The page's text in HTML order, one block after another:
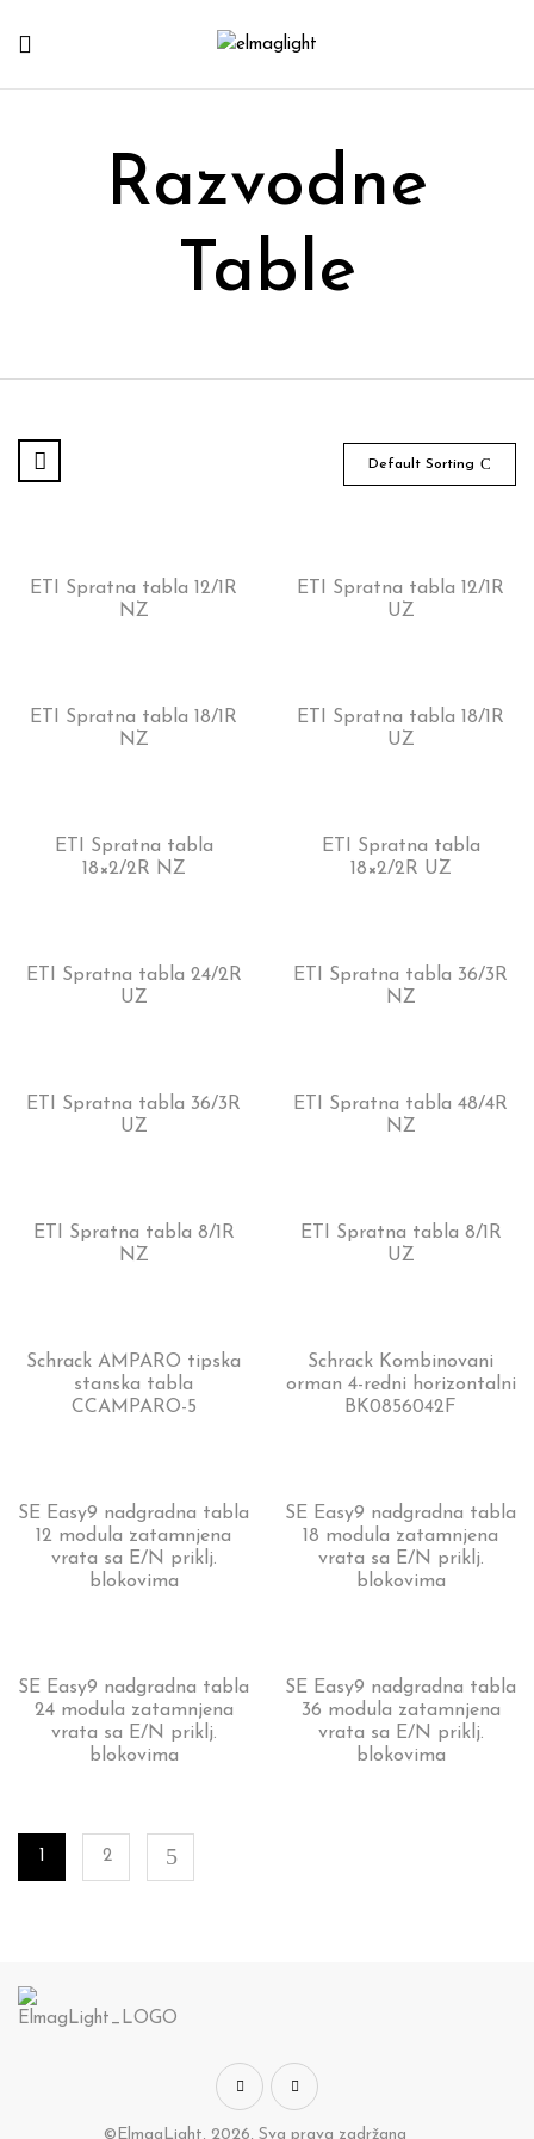
Razvodne
Table
Default Sorting
ETI Spratna tabla 12/1R
NZ
ETI Spratna tabla 12/1R
UZ
ETI Spratna tabla 18/1R
NZ
ETI Spratna tabla 18/1R
UZ
ETI Spratna tabla
18×2/2R NZ
ETI Spratna tabla
18×2/2R UZ
ETI Spratna tabla 24/2R
UZ
ETI Spratna tabla 36/3R
NZ
ETI Spratna tabla 36/3R
UZ
ETI Spratna tabla 48/4R
NZ
ETI Spratna tabla 8/1R
NZ
ETI Spratna tabla 8/1R
UZ
Schrack AMPARO tipska
stanska tabla
CCAMPARO-5
Schrack Kombinovani
orman 4-redni horizontalni
BK0856042F
SE Easy9 nadgradna tabla
12 modula zatamnjena
vrata sa E/N priklj.
blokovima
SE Easy9 nadgradna tabla
18 modula zatamnjena
vrata sa E/N priklj.
blokovima
SE Easy9 nadgradna tabla
24 modula zatamnjena
vrata sa E/N priklj.
blokovima
SE Easy9 nadgradna tabla
36 modula zatamnjena
vrata sa E/N priklj.
blokovima
1 2
©ElmagLight, 2026, Sva prava zadržana